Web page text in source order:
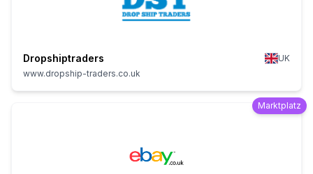
Dropshiptraders
UK
www.dropship-traders.co.uk
Marktplatz